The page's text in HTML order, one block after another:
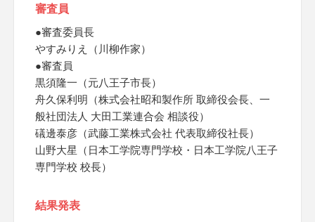
審査員
●審査委員長
やすみりえ（川柳作家）
●審査員
黒須隆一（元八王子市長）
舟久保利明（株式会社昭和製作所 取締役会長、一
般社団法人 大田工業連合会 相談役）
礒邊泰彦（武藤工業株式会社 代表取締役社長）
山野大星（日本工学院専門学校・日本工学院八王子
専門学校 校長）
結果発表